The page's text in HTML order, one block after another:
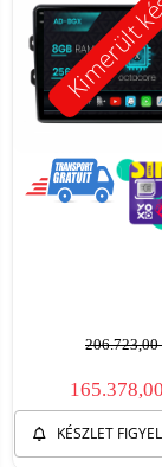
206.723,00
KÉSZLET